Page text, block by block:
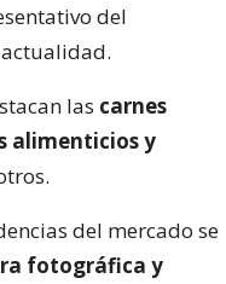
del
las carnes
alimenticios y
del mercado se
fotográfica y